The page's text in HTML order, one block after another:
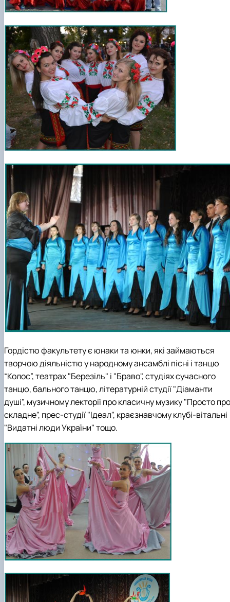
Гордістю факультету є юнаки та юнки, які займаються
творчою діяльністю у народному ансамблі пісні і танцю
“Колос”, театрах "Березіль" і "Браво", студіях сучасного
танцю, бального танцю, літературній студії "Діаманти
душі", музичному лекторії про класичну музику "Просто про
складне", прес-студії "Ідеал", краєзнавчому клубі-вітальні
"Видатні люди України" тощо.